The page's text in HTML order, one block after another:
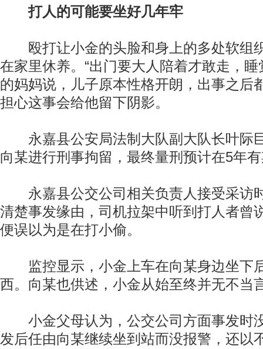
打人的可能要坐好几年牢
殴打让小金的头脸和身上的多处软组
在家里休养。“出门要大人陪着才敢走，睡
的妈妈说，儿子原本性格开朗，出事之后
担心这事会给他留下阴影。
永嘉县公安局法制大队副大队长叶际
向某进行刑事拘留，最终量刑预计在5年
永嘉县公交公司相关负责人接受采访
清楚事发缘由，司机拉架中听到打人者曾
便误以为是在打小偷。
监控显示，小金上车在向某身边坐下
西。向某也供述，小金从始至终并无不当
小金父母认为，公交公司方面事发时
发后任由向某继续坐到站而没报警，还以